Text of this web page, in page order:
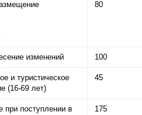
80
изменений 100
и туристическое
(16-69 лет)
45
при поступлении в
175